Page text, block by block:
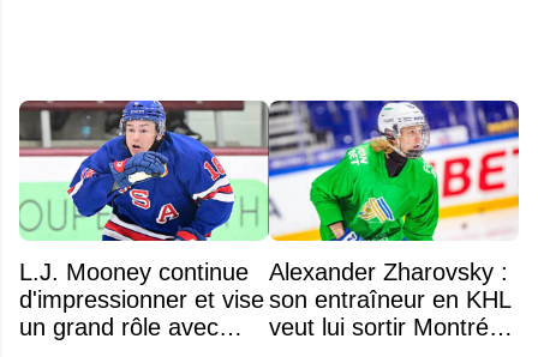
L.J. Mooney continue
d'impressionner et vise
un grand rôle avec
Alexander Zharovsky :
son entraîneur en KHL
veut lui sortir Montréal